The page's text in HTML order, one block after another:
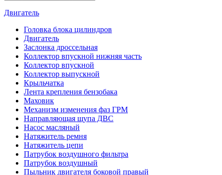
Двигатель
Головка блока цилиндров
Двигатель
Заслонка дроссельная
Коллектор впускной нижняя часть
Коллектор впускной
Коллектор выпускной
Крыльчатка
Лента крепления бензобака
Маховик
Механизм изменения фаз ГРМ
Направляющая щупа ДВС
Насос масляный
Натяжитель ремня
Натяжитель цепи
Патрубок воздушного фильтра
Патрубок воздушный
Пыльник двигателя боковой правый